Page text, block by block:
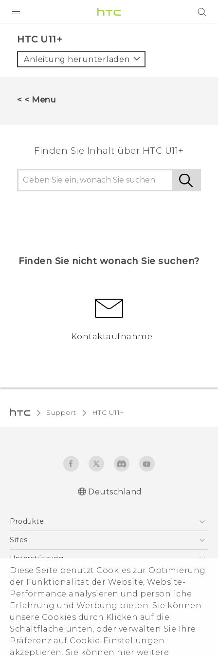
Diese Seite benutzt Cookies zur Optimierung
der Funktionalität der Website, Website-
Performance analysieren und persönliche
Erfahrung und Werbung bieten. Sie können
unsere Cookies durch Klicken auf die
Schaltfläche unten, oder verwalten Sie Ihre
Präferenz auf Cookie-Einstellungen
akzeptieren. Sie können hier weitere
VIVE
UNTERSTÜTZUNG
HTC-Geräte und Zubehör
Anmelden
HTC U11+‎
Anleitung herunterladen
< < Menu
Finden Sie Inhalt über‎ HTC U11+
Finden Sie nicht wonach Sie suchen?
Kontaktaufnahme
Support HTC U11+‎
behördliche Bestimmungen
English - Quick start guide
English - User manual
English - Safety and regulatory guide
Deutschland
Produkte
Smartphones
VIVE
Zubehör
Sites
HTC Dev
HTC Vive
Unterstützung
Unterstützung
eCommerce Support
Über HTC
ESG
Impressum
Investor
Cookie Preferences
Offene Stellen
© 2011-2026 HTC Corporation